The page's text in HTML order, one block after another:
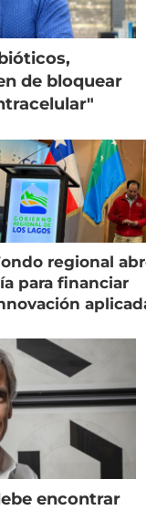
de bloquear
regional
para financiar
encontrar